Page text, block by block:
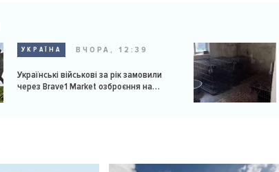
УКРАЇНА ВЧОРА, 12:39
Українські військові за рік замовили
через Brave1 Market озброєння на